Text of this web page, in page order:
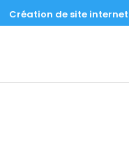
Création de site internet